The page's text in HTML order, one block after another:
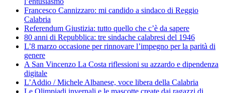
Francesco Cannizzaro: mi candido a sindaco di Reggio
Calabria
Referendum Giustizia: tutto quello che c’è da sapere
80 anni di Repubblica: tre sindache calabresi del 1946
L’8 marzo occasione per rinnovare l’impegno per la parità di
genere
A San Vincenzo La Costa riflessioni su azzardo e dipendenza
digitale
L’Addio / Michele Albanese, voce libera della Calabria
Le Olimpiadi invernali e le mascotte create dai ragazzi di